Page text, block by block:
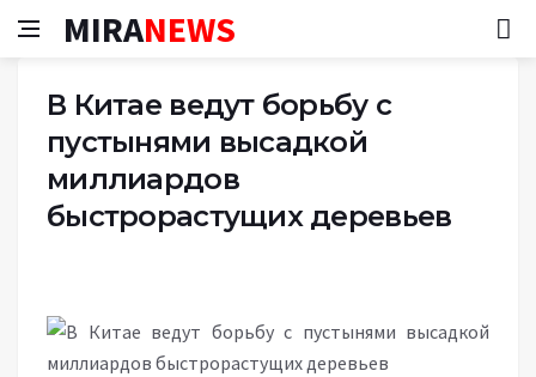
MIRANEWS
В Китае ведут борьбу с
пустынями высадкой
миллиардов
быстрорастущих деревьев